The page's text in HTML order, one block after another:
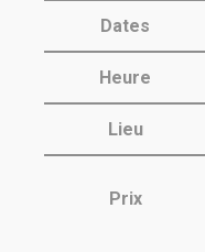
Dates
Heure
Lieu
Prix